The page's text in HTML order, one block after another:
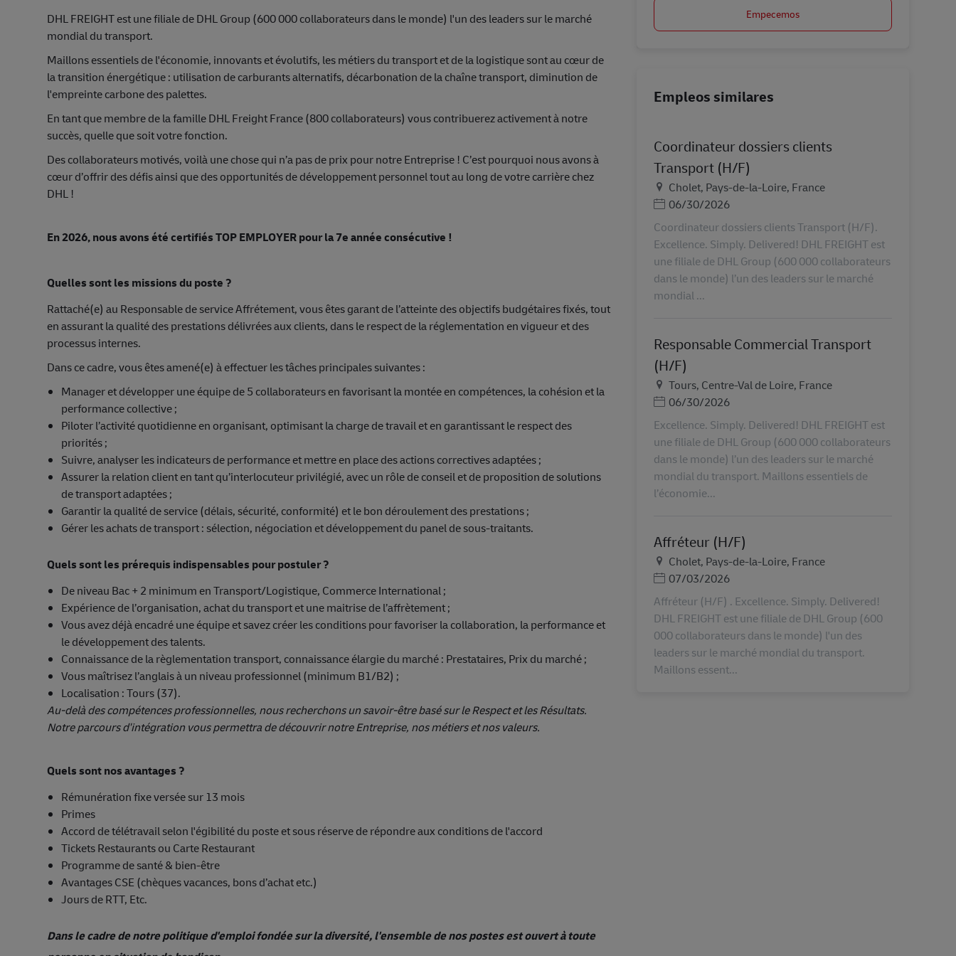
DHL FREIGHT est une filiale de DHL Group (600 000 collaborateurs dans le monde) l'un des leaders sur le marché
mondial du transport.
Maillons essentiels de l'économie, innovants et évolutifs, les métiers du transport et de la logistique sont au cœur de
la transition énergétique : utilisation de carburants alternatifs, décarbonation de la chaîne transport, diminution de
l'empreinte carbone des palettes.
En tant que membre de la famille DHL Freight France (800 collaborateurs) vous contribuerez activement à notre
succès, quelle que soit votre fonction.
Des collaborateurs motivés, voilà une chose qui n’a pas de prix pour notre Entreprise ! C’est pourquoi nous avons à
cœur d’offrir des défis ainsi que des opportunités de développement personnel tout au long de votre carrière chez
DHL !
En 2026, nous avons été certifiés TOP EMPLOYER pour la 7e année consécutive !
Quelles sont les missions du poste ?
Rattaché(e) au Responsable de service Affrétement, vous êtes garant de l’atteinte des objectifs budgétaires fixés, tout
en assurant la qualité des prestations délivrées aux clients, dans le respect de la réglementation en vigueur et des
processus internes.
Dans ce cadre, vous êtes amené(e) à effectuer les tâches principales suivantes :
Manager et développer une équipe de 5 collaborateurs en favorisant la montée en compétences, la cohésion et la
performance collective ;
Piloter l’activité quotidienne en organisant, optimisant la charge de travail et en garantissant le respect des
priorités ;
Suivre, analyser les indicateurs de performance et mettre en place des actions correctives adaptées ;
Assurer la relation client en tant qu’interlocuteur privilégié, avec un rôle de conseil et de proposition de solutions
de transport adaptées ;
Garantir la qualité de service (délais, sécurité, conformité) et le bon déroulement des prestations ;
Gérer les achats de transport : sélection, négociation et développement du panel de sous-traitants.
Quels sont les prérequis indispensables pour postuler ?
De niveau Bac + 2 minimum en Transport/Logistique, Commerce International ;
Expérience de l’organisation, achat du transport et une maitrise de l’affrètement ;
Vous avez déjà encadré une équipe et savez créer les conditions pour favoriser la collaboration, la performance et
le développement des talents.
Connaissance de la règlementation transport, connaissance élargie du marché : Prestataires, Prix du marché ;
Vous maîtrisez l’anglais à un niveau professionnel (minimum B1/B2) ;
Localisation : Tours (37).
Au-delà des compétences professionnelles, nous recherchons un savoir-être basé sur le Respect et les Résultats.
Notre parcours d'intégration vous permettra de découvrir notre Entreprise, nos métiers et nos valeurs.
Quels sont nos avantages ?
Rémunération fixe versée sur 13 mois
Primes
Accord de télétravail selon l'égibilité du poste et sous réserve de répondre aux conditions de l'accord
Tickets Restaurants ou Carte Restaurant
Programme de santé & bien-être
Avantages CSE (chèques vacances, bons d’achat etc.)
Jours de RTT, Etc.
Dans le cadre de notre politique d'emploi fondée sur la diversité, l'ensemble de nos postes est ouvert à toute
Empecemos
Empleos similares
Coordinateur dossiers clients
Transport (H/F)
Ubicación
Cholet, Pays-de-la-Loire, France
Posted Date
06/30/2026
Coordinateur dossiers clients Transport (H/F).
Excellence. Simply. Delivered! DHL FREIGHT est
une filiale de DHL Group (600 000 collaborateurs
dans le monde) l’un des leaders sur le marché
mondial ...
Responsable Commercial Transport
(H/F)
Ubicación
Tours, Centre-Val de Loire, France
Posted Date
06/30/2026
Excellence. Simply. Delivered! DHL FREIGHT est
une filiale de DHL Group (600 000 collaborateurs
dans le monde) l’un des leaders sur le marché
mondial du transport. Maillons essentiels de
l’économie...
Affréteur (H/F)
Ubicación
Cholet, Pays-de-la-Loire, France
Posted Date
07/03/2026
Affréteur (H/F) . Excellence. Simply. Delivered!
DHL FREIGHT est une filiale de DHL Group (600
000 collaborateurs dans le monde) l'un des
leaders sur le marché mondial du transport.
Maillons essent...